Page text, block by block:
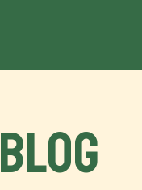
BLOG